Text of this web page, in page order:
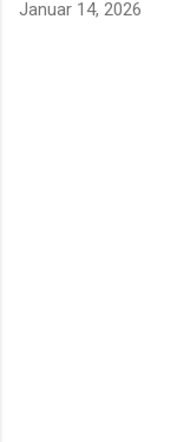
Januar 14, 2026